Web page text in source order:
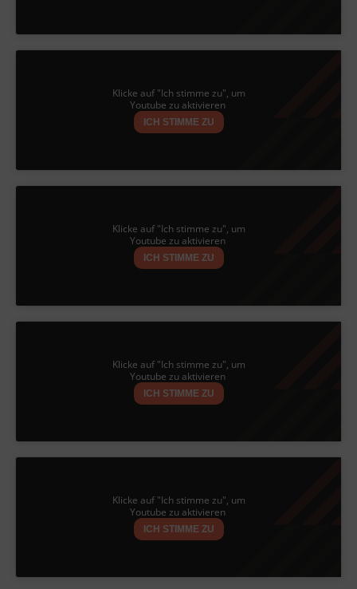
Klicke auf "Ich stimme zu", um
Youtube zu aktivieren
ICH STIMME ZU
Klicke auf "Ich stimme zu", um
Youtube zu aktivieren
ICH STIMME ZU
Klicke auf "Ich stimme zu", um
Youtube zu aktivieren
ICH STIMME ZU
Klicke auf "Ich stimme zu", um
Youtube zu aktivieren
ICH STIMME ZU